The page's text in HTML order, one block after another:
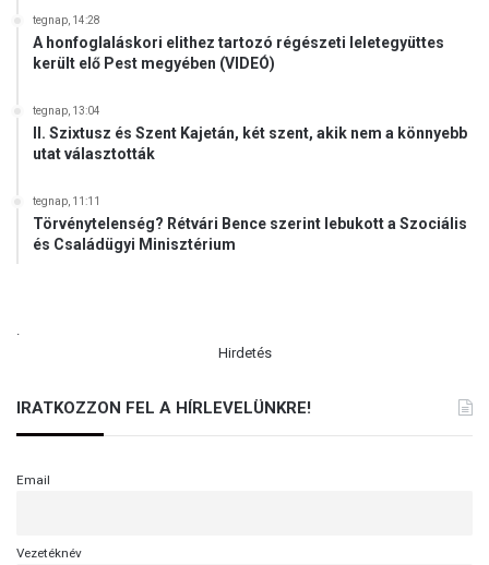
tegnap, 14:28
A honfoglaláskori elithez tartozó régészeti leletegyüttes
került elő Pest megyében (VIDEÓ)
tegnap, 13:04
II. Szixtusz és Szent Kajetán, két szent, akik nem a könnyebb
utat választották
tegnap, 11:11
Törvénytelenség? Rétvári Bence szerint lebukott a Szociális
és Családügyi Minisztérium
.
Hirdetés
IRATKOZZON FEL A HÍRLEVELÜNKRE!
Email
Vezetéknév